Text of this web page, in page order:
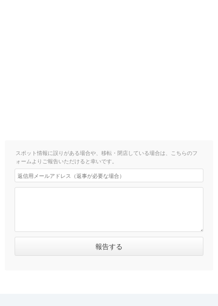
スポット情報に誤りがある場合や、移転・閉店している場合は、こちらのフ
ォームよりご報告いただけると幸いです。